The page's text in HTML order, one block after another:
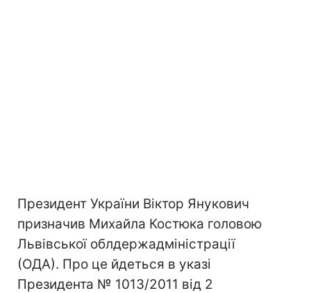
Президент України Віктор Янукович
призначив Михайла Костюка головою
Львівської облдержадміністрації
(ОДА). Про це йдеться в указі
Президента № 1013/2011 від 2